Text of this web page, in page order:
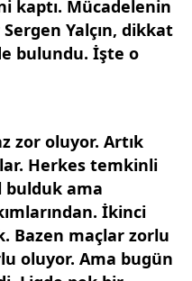
kaptı. Mücadelenin
Yalçın, dikkat
bulundu. İşte o
zor oluyor. Artık
Herkes temkinli
bulduk ama
İkinci
Bazen maçlar zorlu
oluyor. Ama bugün